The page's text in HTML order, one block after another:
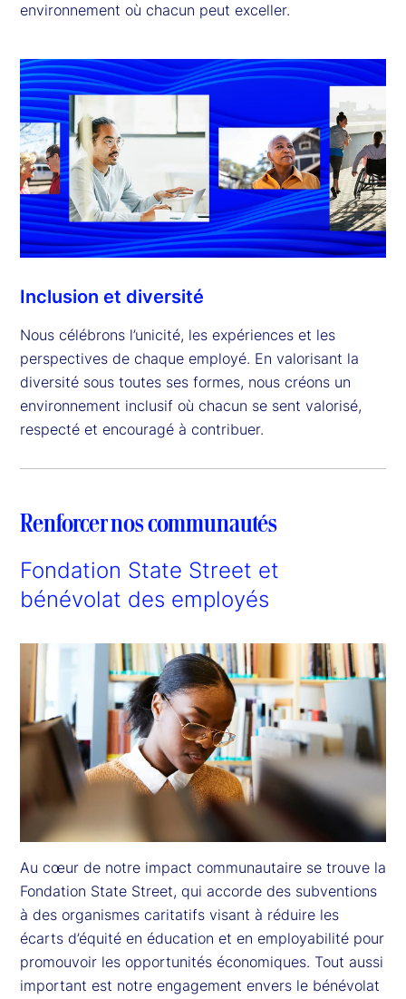
environnement où chacun peut exceller.
Inclusion et diversité
Nous célébrons l’unicité, les expériences et les
perspectives de chaque employé. En valorisant la
diversité sous toutes ses formes, nous créons un
environnement inclusif où chacun se sent valorisé,
respecté et encouragé à contribuer.
Renforcer nos communautés
Fondation State Street et
bénévolat des employés
Au cœur de notre impact communautaire se trouve la
Fondation State Street, qui accorde des subventions
à des organismes caritatifs visant à réduire les
écarts d’équité en éducation et en employabilité pour
promouvoir les opportunités économiques. Tout aussi
important est notre engagement envers le bénévolat